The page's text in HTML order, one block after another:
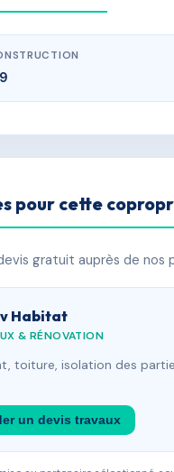
pour cette
gratuit auprès de nos
Habitat
& RÉNOVATION
toiture, isolation des
un devis travaux